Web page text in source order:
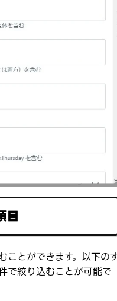
目
ことができます。以下の
で絞り込むことが可能で